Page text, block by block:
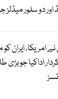
اور دو سلور
امریکا، ایران
اداکیا جو